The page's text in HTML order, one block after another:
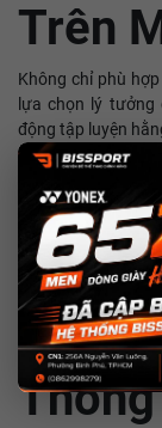
Trên
Không chỉ phù
lựa chọn lý tưởng
động tập luyện
Thiết kế hiện đại
dàng thích nghi
nhà thi đấu đến
Đây là mẫu áo
gọn gàng, năng
chi tiết.